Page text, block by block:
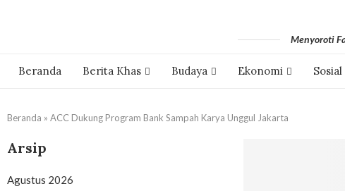
Menyoroti
Beranda Berita Khas Budaya Ekonomi Sosial
Beranda » ACC Dukung Program Bank Sampah Karya Unggul Jakarta
Arsip
Agustus 2026